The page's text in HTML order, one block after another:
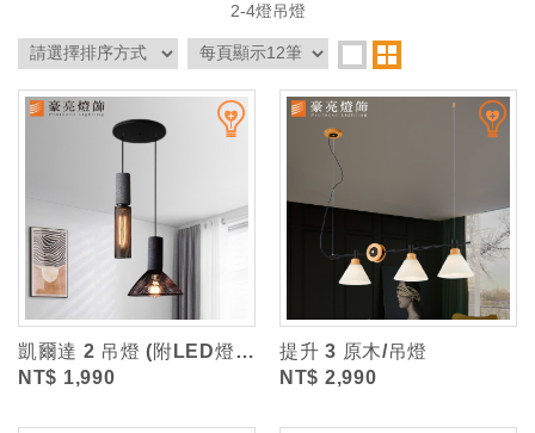
2-4燈吊燈
凱爾達 2 吊燈 (附LED燈泡)
NT$ 1,990
提升 3 原木/吊燈
NT$ 2,990